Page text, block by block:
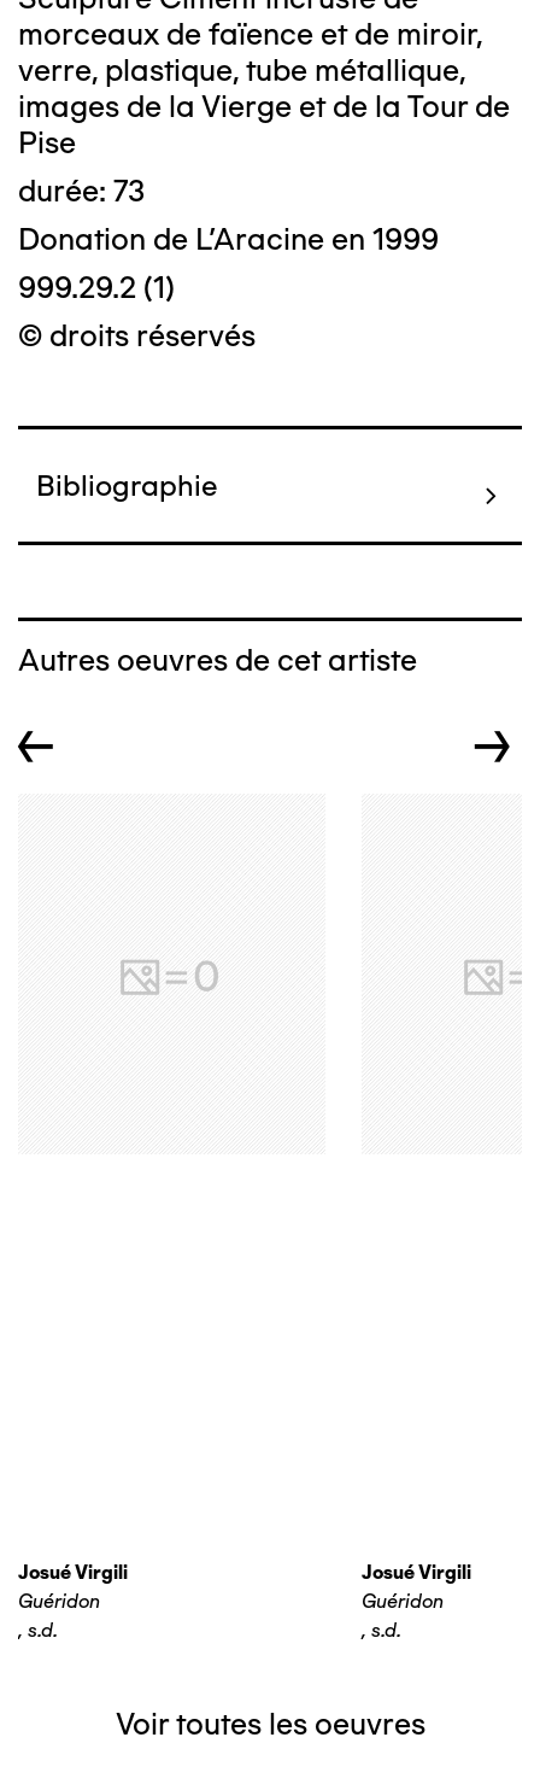
morceaux de faïence et de miroir,
verre, plastique, tube métallique,
images de la Vierge et de la Tour de
Pise
durée: 73
Donation de L'Aracine en 1999
999.29.2 (1)
© droits réservés
Bibliographie
Autres oeuvres de cet artiste
← →
Josué Virgili
Guéridon
, s.d.
Josué Virgili
Guéridon
, s.d.
Voir toutes les oeuvres